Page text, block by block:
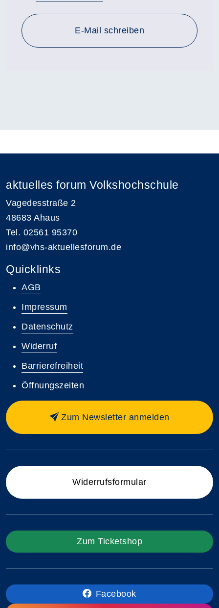
E-Mail schreiben
aktuelles forum Volkshochschule
Vagedesstraße 2
48683 Ahaus
Tel. 02561 95370
info@vhs-aktuellesforum.de
Quicklinks
AGB
Impressum
Datenschutz
Widerruf
Barrierefreiheit
Öffnungszeiten
Zum Newsletter anmelden
Widerrufsformular
Zum Ticketshop
Facebook